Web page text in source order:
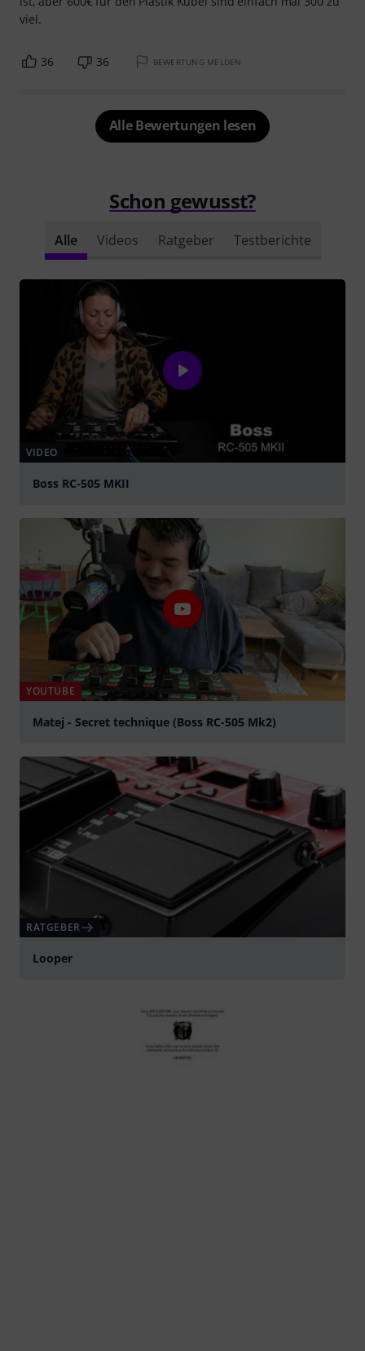
viel.
36 36 BEWERTUNG MELDEN
Alle Bewertungen lesen
Schon gewusst?
Alle Videos Ratgeber Testberichte
VIDEO
Boss RC-505 MKII
YOUTUBE
Matej - Secret technique (Boss RC-505 Mk2)
RATGEBER
Looper